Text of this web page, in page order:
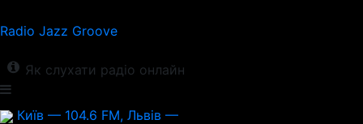
Radio Jazz Groove
Як слухати радіо онлайн
Київ — 104.6 FM, Львів —